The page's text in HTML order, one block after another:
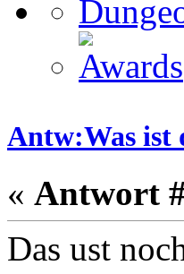
Antw:Was ist
« Antwort
Das ust